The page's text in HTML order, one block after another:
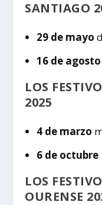
SANTIAGO
29 de mayo
16 de agosto
LOS
2025
4 de marzo
6 de octubre
LOS
OURENSE